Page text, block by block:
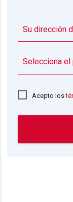
Acepto los